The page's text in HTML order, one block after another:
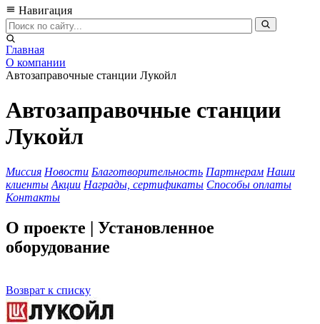
Навигация
Главная
О компании
Автозаправочные станции Лукойл
Автозаправочные станции
Лукойл
Миссия Новости Благотворительность Партнерам Наши
клиенты Акции Награды, сертификаты Способы оплаты
Контакты
О проекте | Установленное
оборудование
Возврат к списку